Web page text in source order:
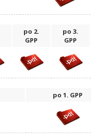
po 2.
GPP
po 3.
GPP
po 1. GPP